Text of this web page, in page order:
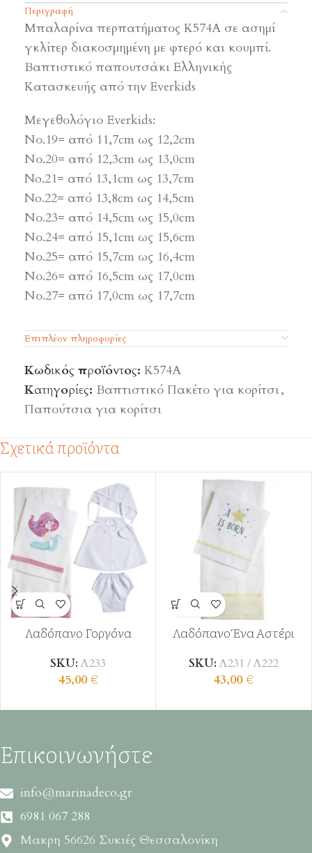
Περιγραφή
Μπαλαρίνα περπατήματος Κ574Α σε ασημί
γκλίτερ διακοσμημένη με φτερό και κουμπί.
Βαπτιστικό παπουτσάκι Ελληνικής
Κατασκευής από την Everkids
Μεγεθολόγιο Everkids:
Νο.19= από 11,7cm ως 12,2cm
Νο.20= από 12,3cm ως 13,0cm
No.21= από 13,1cm ως 13,7cm
No.22= από 13,8cm ως 14,5cm
Νο.23= από 14,5cm ως 15,0cm
Νο.24= από 15,1cm ως 15,6cm
Νο.25= από 15,7cm ως 16,4cm
Νο.26= από 16,5cm ως 17,0cm
Νο.27= από 17,0cm ως 17,7cm
Επιπλέον πληροφορίες
Κωδικός προϊόντος: Κ574Α
Κατηγορίες: Βαπτιστικό Πακέτο για κορίτσι,
Παπούτσια για κορίτσι
Σχετικά προϊόντα
Λαδόπανο Γοργόνα
SKU: Λ233
45,00€
Λαδόπανο Ένα Αστέρι
SKU: Λ231 / Λ222
43,00€
Επικοινωνήστε
info@marinadeco.gr
6981 067 288
Μακρη 56626 Συκιές Θεσσαλονίκη